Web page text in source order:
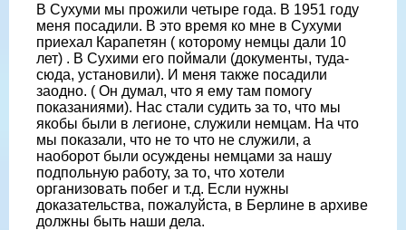
В Сухуми мы прожили четыре года. В 1951 году
меня посадили. В это время ко мне в Сухуми
приехал Карапетян ( которому немцы дали 10
лет) . В Сухими его поймали (документы, туда-
сюда, установили). И меня также посадили
заодно. ( Он думал, что я ему там помогу
показаниями). Нас стали судить за то, что мы
якобы были в легионе, служили немцам. На что
мы показали, что не то что не служили, а
наоборот были осуждены немцами за нашу
подпольную работу, за то, что хотели
организовать побег и т.д. Если нужны
доказательства, пожалуйста, в Берлине в архиве
должны быть наши дела.